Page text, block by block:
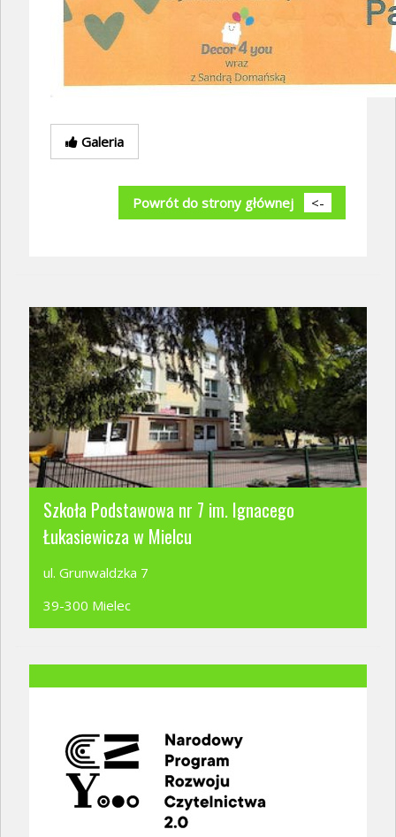
Galeria
Powrót do strony głównej <-
Szkoła Podstawowa nr 7 im. Ignacego
Łukasiewicza w Mielcu
ul. Grunwaldzka 7
39-300 Mielec